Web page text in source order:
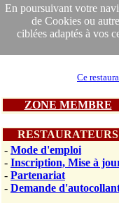
En poursuivant votre
de Cookies ou
ciblées adaptés à vos
Ce
ZONE MEMBRE
RESTAURATEURS
- Mode d'emploi
- Inscription, Mise à
- Partenariat
- Demande